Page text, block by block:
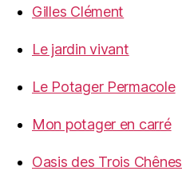
Gilles Clément
Le jardin vivant
Le Potager Permacole
Mon potager en carré
Oasis des Trois Chênes